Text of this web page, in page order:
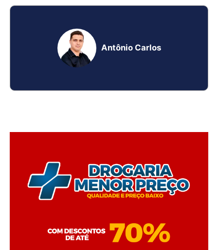
Antônio Carlos